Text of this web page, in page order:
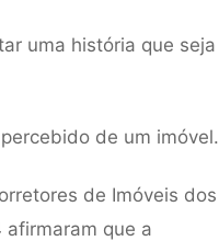
uma história que seja
de um imóvel.
de Imóveis dos
afirmaram que a